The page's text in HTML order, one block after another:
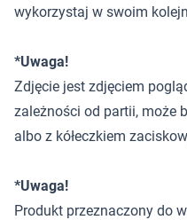
wykorzystaj w swoim
*Uwaga!
Zdjęcie jest zdjęciem
zależności od partii, może
albo z kółeczkiem
*Uwaga!
Produkt przeznaczony do